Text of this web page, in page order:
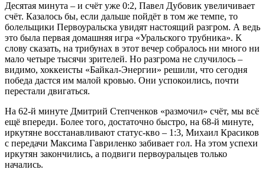
Десятая минута – и счёт уже 0:2, Павел Дубовик увеличивает
счёт. Казалось бы, если дальше пойдёт в том же темпе, то
болельщики Первоуральска увидят настоящий разгром. А ведь
это была первая домашняя игра «Уральского трубника». К
слову сказать, на трибунах в этот вечер собралось ни много ни
мало четыре тысячи зрителей. Но разгрома не случилось –
видимо, хоккеисты «Байкал-Энергии» решили, что сегодня
победа дастся им малой кровью. Они успокоились, почти
перестали двигаться.
На 62-й минуте Дмитрий Степченков «размочил» счёт, мы всё
ещё впереди. Более того, достаточно быстро, на 68-й минуте,
иркутяне восстанавливают статус-кво – 1:3, Михаил Красиков
с передачи Максима Гавриленко забивает гол. На этом успехи
иркутян закончились, а подвиги первоуральцев только
начались.